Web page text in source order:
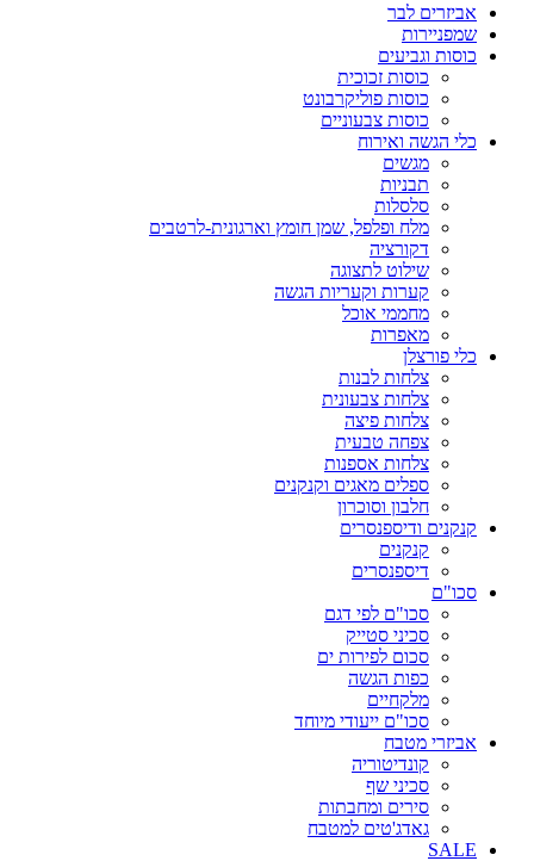
אביזרים לבר
שמפניירות
כוסות וגביעים
כוסות זכוכית
כוסות פוליקרבונט
כוסות צבעוניים
כלי הגשה ואירוח
מגשים
תבניות
סלסלות
מלח ופלפל, שמן חומץ וארגונית-לרטבים
דקורציה
שילוט לתצוגה
קערות וקעריות הגשה
מחממי אוכל
מאפרות
כלי פורצלן
צלחות לבנות
צלחות צבעונית
צלחות פיצה
צפחה טבעית
צלחות אספנות
ספלים מאגים וקנקנים
חלבון וסוכרון
קנקנים ודיספנסרים
קנקנים
דיספנסרים
סכו"ם
סכו"ם לפי דגם
סכיני סטייק
סכום לפירות ים
כפות הגשה
מלקחיים
סכו"ם ייעודי מיוחד
אביזרי מטבח
קונדיטוריה
סכיני שף
סירים ומחבתות
גאדג'טים למטבח
SALE